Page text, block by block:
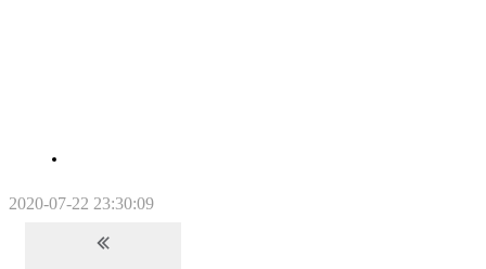
2020-07-22 23:30:09